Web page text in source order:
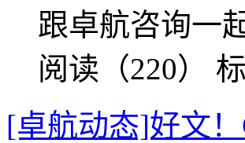
跟卓航咨询一
阅读（220）
[卓航动态]好文